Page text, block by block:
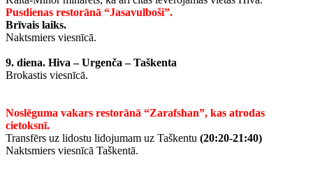
Pusdienas restorānā “Jasavulboši”.
Brīvais laiks.
Naktsmiers viesnīcā.
9. diena. Hiva – Urgenča – Taškenta
Brokastis viesnīcā.
Noslēguma vakars restorānā “Zarafshan”, kas atrodas
cietoksnī.
Transfērs uz lidostu lidojumam uz Taškentu (20:20-21:40)
Naktsmiers viesnīcā Taškentā.